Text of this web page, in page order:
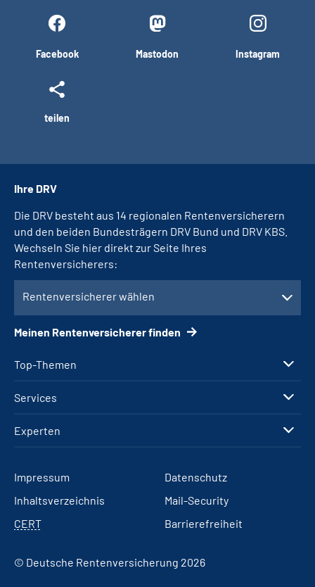
Facebook Mastodon Instagram
teilen
Top-Themen
Services
Experten
Ihre DRV
Die DRV besteht aus 14 regionalen Rentenversicherern
und den beiden Bundesträgern DRV Bund und DRV KBS.
Wechseln Sie hier direkt zur Seite Ihres
Rentenversicherers:
Rentenversicherer wählen
Meinen Rentenversicherer finden
Impressum
Datenschutz
Inhaltsverzeichnis
Mail-Security
CERT
Barrierefreiheit
© Deutsche Rentenversicherung 2026